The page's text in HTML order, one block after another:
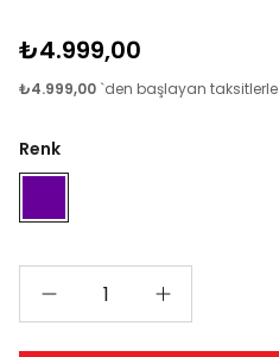
₺4.999,00
₺4.999,00 `den başlayan taksitlerle
Renk